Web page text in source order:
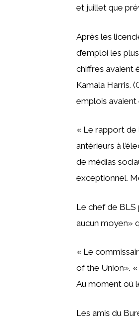
et juillet que
Après les
d’emploi les
chiffres avaient
Kamala Harris.
emplois
« Le rapport de
antérieurs à
de médias
exceptionnel.
Le chef de BLS
aucun moyen»
« Le
of the Union».
Au moment où
Les amis du